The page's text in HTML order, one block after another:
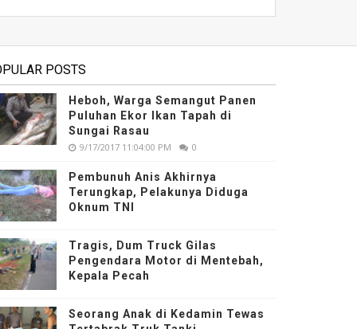
POSTS
Heboh, Warga Semangut Panen
Puluhan Ekor Ikan Tapah di
Sungai Rasau
9/17/2017 11:04:00 PM 0
Pembunuh Anis Akhirnya
Terungkap, Pelakunya Diduga
Oknum TNI
Tragis, Dum Truck Gilas
Pengendara Motor di Mentebah,
Kepala Pecah
Seorang Anak di Kedamin Tewas